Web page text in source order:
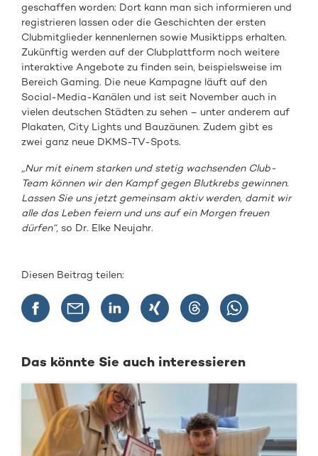
geschaffen worden: Dort kann man sich informieren und
registrieren lassen oder die Geschichten der ersten
Clubmitglieder kennenlernen sowie Musiktipps erhalten.
Zukünftig werden auf der Clubplattform noch weitere
interaktive Angebote zu finden sein, beispielsweise im
Bereich Gaming. Die neue Kampagne läuft auf den
Social-Media-Kanälen und ist seit November auch in
vielen deutschen Städten zu sehen – unter anderem auf
Plakaten, City Lights und Bauzäunen. Zudem gibt es
zwei ganz neue DKMS-TV-Spots.
„Nur mit einem starken und stetig wachsenden Club-
Team können wir den Kampf gegen Blutkrebs gewinnen.
Lassen Sie uns jetzt gemeinsam aktiv werden, damit wir
alle das Leben feiern und uns auf ein Morgen freuen
dürfen“, so Dr. Elke Neujahr.
Diesen Beitrag teilen:
Das könnte Sie auch interessieren